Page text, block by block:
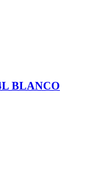
BLANCO